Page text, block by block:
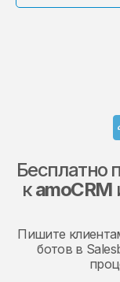
Бесплатно
кamoCRM
Пишите
ботов в